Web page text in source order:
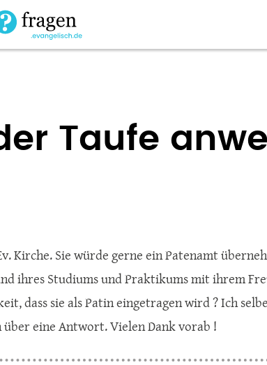
Taufe
Kirche. Sie würde gerne ein Patenamt
ihres Studiums und Praktikums mit ihrem
dass sie als Patin eingetragen wird ? Ich
eine Antwort. Vielen Dank vorab !